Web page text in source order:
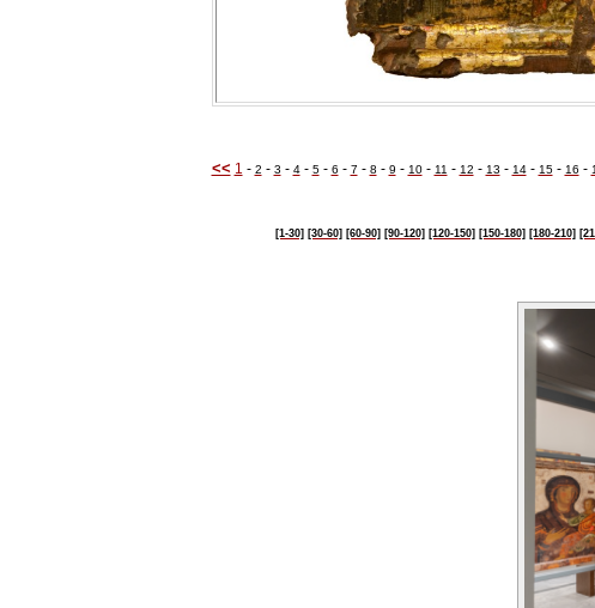
<< 1 - 2 - 3 - 4- 5- 6 - 7 - 8 - 9 - 10- 11 - 12 - 13 - 14- 15- 16 -
[1-30] [30-60] [60-90] [90-120] [120-150] [150-180] [180-210]